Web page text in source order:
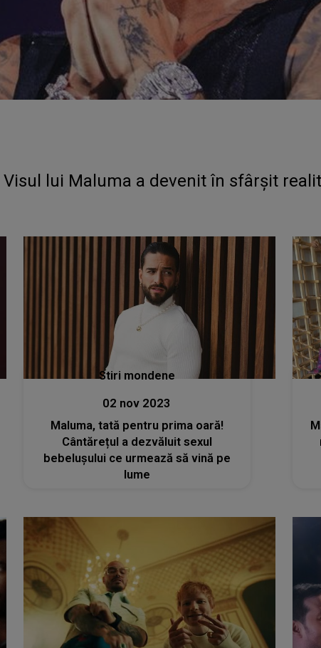
lui Maluma a devenit în sfârșit
Stiri mondene
02 nov 2023
Maluma, tată pentru prima oară!
Cântărețul a dezvăluit sexul
bebelușului ce urmează să vină pe
lume